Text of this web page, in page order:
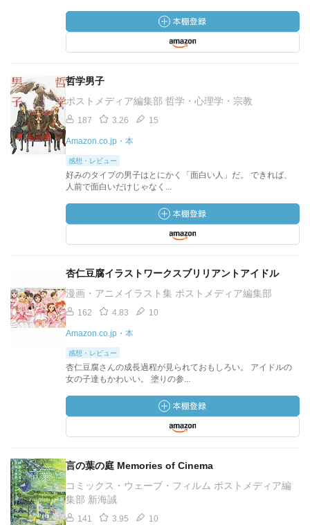
哲学男子
ポストメディア編集部 哲学・心理学・宗教
187 3.26 15
Amazon.co.jp・本
感想・レビュー
好みのタイプの男子はとにかく「面白い人」だ。 できれば、
人前で面白いだけじゃなく...
杏仁豆腐イラストワークスブリリアントアイドル
漫画・アニメイラスト集 ポストメディア編集部
162 4.83 10
Amazon.co.jp・本
感想・レビュー
杏仁豆腐さんの成長過程が見られておもしろい。 アイドルの
女の子達もかわいい。 塗りの参...
言の葉の庭 Memories of Cinema
コミックス・ウェーブ・フィルム ポストメディア編
集部 新海誠
141 3.95 10